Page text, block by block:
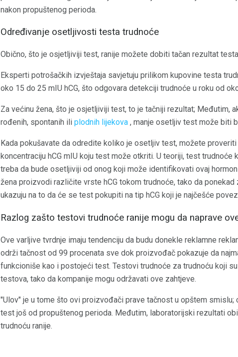
nakon propuštenog perioda.
Određivanje osetljivosti testa trudnoće
Obično, što je osjetljiviji test, ranije možete dobiti tačan rezultat
Eksperti potrošačkih izvještaja savjetuju prilikom kupovine testa
oko 15 do 25 mIU hCG, što odgovara detekciji trudnoće u roku od
Za većinu žena, što je osjetljiviji test, to je tačniji rezultat; Međutim,
rođenih, spontanih ili plodnih lijekova , manje osetljiv test može biti
Kada pokušavate da odredite koliko je osetljiv test, možete
koncentraciju hCG mIU koju test može otkriti. U teoriji, test
treba da bude osetljiviji od onog koji može identifikovati ovaj
žena proizvodi različite vrste hCG tokom trudnoće, tako da
ukazuju na to da će se test pokupiti na tip hCG koji je najčešće
Razlog zašto testovi trudnoće ranije mogu da naprave
Ove varljive tvrdnje imaju tendenciju da budu donekle reklamne
održi tačnost od 99 procenata sve dok proizvođač pokazuje da
funkcioniše kao i postojeći test. Testovi trudnoće za trudnoću koji
testova, tako da kompanije mogu održavati ove zahtjeve.
"Ulov" je u tome što ovi proizvođači prave tačnost u opštem
test još od propuštenog perioda. Međutim, laboratorijski rezultati
trudnoću ranije.